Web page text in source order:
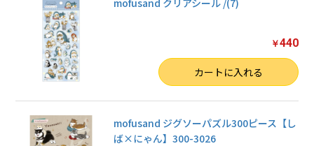
mofusand クリアシール /(7)
￥440
カートに入れる
mofusand ジグソーパズル300ピース【し
ば×にゃん】300-3026